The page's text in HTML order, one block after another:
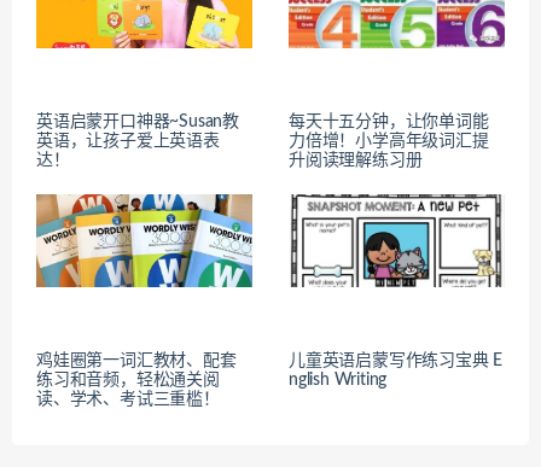
英语启蒙开口神器~Susan教
英语，让孩子爱上英语表
达！
每天十五分钟，让你单词能
力倍增！小学高年级词汇提
升阅读理解练习册
鸡娃圈第一词汇教材、配套
练习和音频，轻松通关阅
读、学术、考试三重槛！
儿童英语启蒙写作练习宝典 E
nglish Writing